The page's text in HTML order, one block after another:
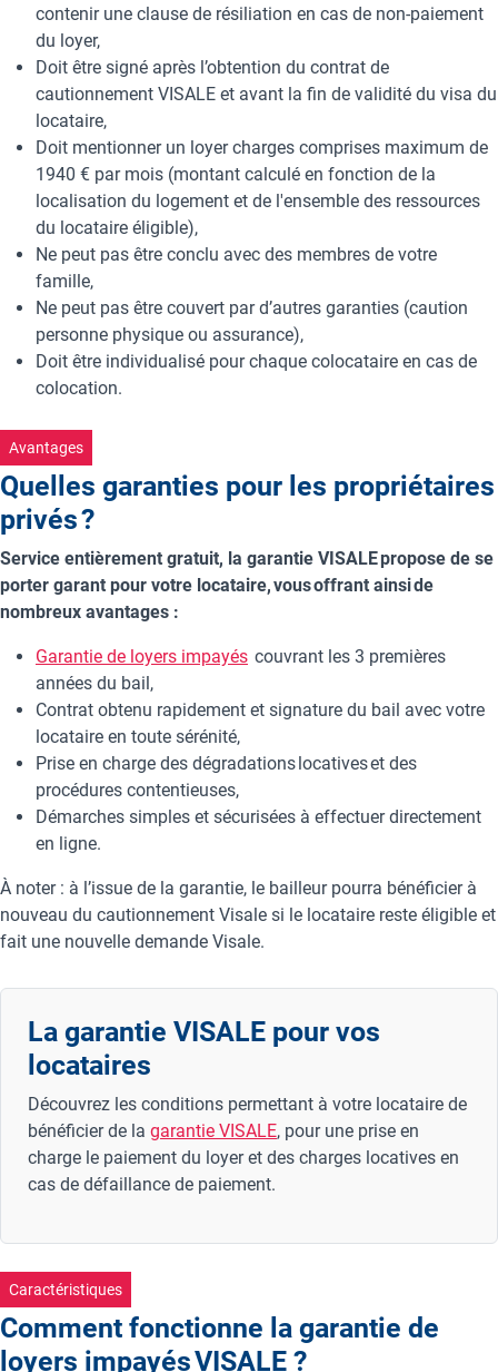
contenir une clause de résiliation en cas de non-paiement
du loyer,
Doit être signé après l’obtention du contrat de
cautionnement VISALE et avant la fin de validité du visa du
locataire,
Doit mentionner un loyer charges comprises maximum de
1940 € par mois (montant calculé en fonction de la
localisation du logement et de l'ensemble des ressources
du locataire éligible),
Ne peut pas être conclu avec des membres de votre
famille,
Ne peut pas être couvert par d’autres garanties (caution
personne physique ou assurance),
Doit être individualisé pour chaque colocataire en cas de
colocation.
Avantages
Quelles garanties pour les propriétaires
privés ?
Service entièrement gratuit, la garantie VISALE propose de se
porter garant pour votre locataire, vous offrant ainsi de
nombreux avantages :
Garantie de loyers impayés couvrant les 3 premières
années du bail,
Contrat obtenu rapidement et signature du bail avec votre
locataire en toute sérénité,
Prise en charge des dégradations locatives et des
procédures contentieuses,
Démarches simples et sécurisées à effectuer directement
en ligne.
À noter : à l’issue de la garantie, le bailleur pourra bénéficier à
nouveau du cautionnement Visale si le locataire reste éligible et
fait une nouvelle demande Visale.
La garantie VISALE pour vos
locataires
Découvrez les conditions permettant à votre locataire de
bénéficier de la garantie VISALE, pour une prise en
charge le paiement du loyer et des charges locatives en
cas de défaillance de paiement.
Caractéristiques
Comment fonctionne la garantie de
loyers impayés VISALE ?